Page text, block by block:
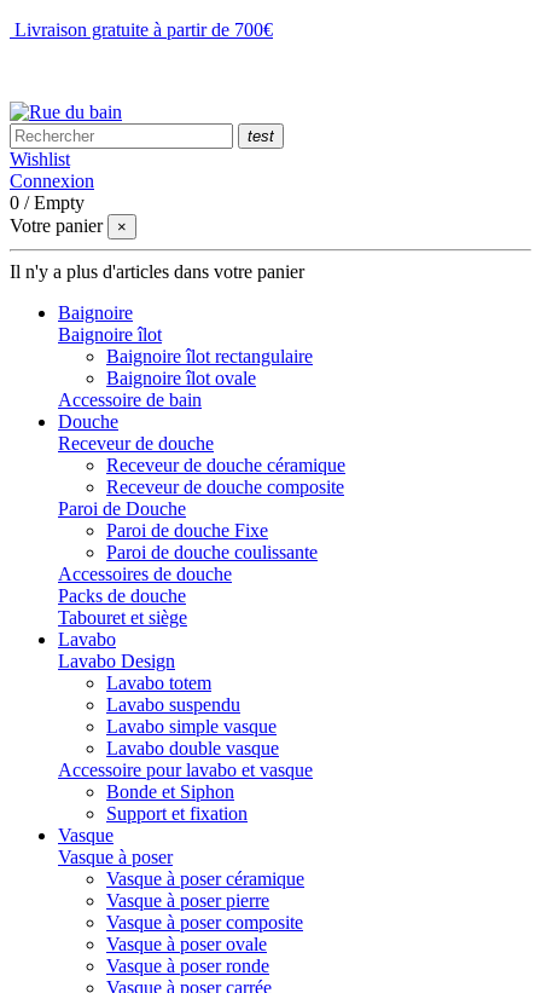
Livraison gratuite à partir de 700€
test
Wishlist
Connexion
0 /Empty
Votre panier
×
Il n'y a plus d'articles dans votre panier
Baignoire
Baignoire îlot
Baignoire îlot rectangulaire
Baignoire îlot ovale
Accessoire de bain
Douche
Receveur de douche
Receveur de douche céramique
Receveur de douche composite
Paroi de Douche
Paroi de douche Fixe
Paroi de douche coulissante
Accessoires de douche
Packs de douche
Tabouret et siège
Lavabo
Lavabo Design
Lavabo totem
Lavabo suspendu
Lavabo simple vasque
Lavabo double vasque
Accessoire pour lavabo et vasque
Bonde et Siphon
Support et fixation
Vasque
Vasque à poser
Vasque à poser céramique
Vasque à poser pierre
Vasque à poser composite
Vasque à poser ovale
Vasque à poser ronde
Vasque à poser carrée